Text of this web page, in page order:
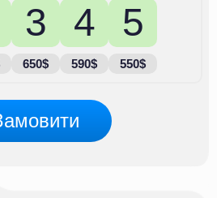
3
650$
4
590$
5
550$